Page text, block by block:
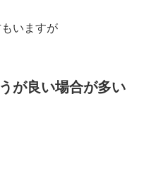
いますが
が良い場合が多い